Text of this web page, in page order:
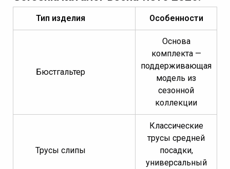
Тип изделия Особенности
Бюстгальтер
Основа
комплекта —
поддерживающая
модель из
сезонной
коллекции
Трусы слипы
Классические
трусы средней
посадки,
универсальный